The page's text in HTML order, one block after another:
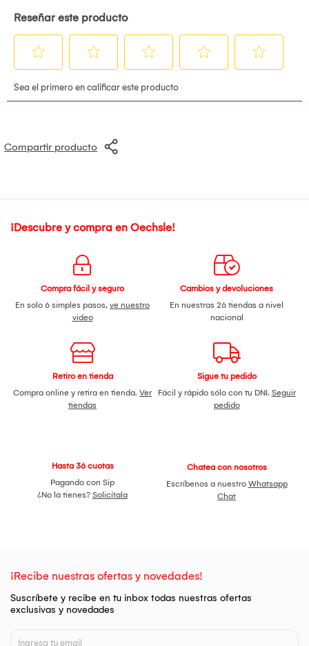
Compartir producto
¡Descubre y compra en Oechsle!
Compra fácil y seguro
En solo 6 simples pasos, ve nuestro
video
Cambios y devoluciones
En nuestras 26 tiendas a nivel
nacional
Retiro en tienda
Compra online y retira en tienda. Ver
tiendas
Sigue tu pedido
Fácil y rápido sólo con tu DNI. Seguir
pedido
Hasta 36 cuotas
Pagando con Sip
¿No la tienes? Solicítala
Chatea con nosotros
Escríbenos a nuestro Whatsapp
Chat
¡Recibe nuestras ofertas y novedades!
Suscríbete y recibe en tu inbox todas nuestras ofertas
exclusivas y novedades